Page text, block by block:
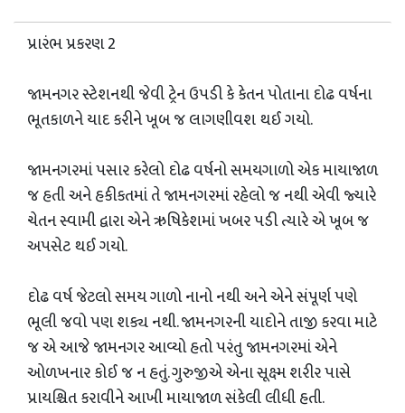
પ્રારંભ પ્રકરણ 2
જામનગર સ્ટેશનથી જેવી ટ્રેન ઉપડી કે કેતન પોતાના દોઢ વર્ષના
ભૂતકાળને યાદ કરીને ખૂબ જ લાગણીવશ થઈ ગયો.
જામનગરમાં પસાર કરેલો દોઢ વર્ષનો સમયગાળો એક માયાજાળ
જ હતી અને હકીકતમાં તે જામનગરમાં રહેલો જ નથી એવી જ્યારે
ચેતન સ્વામી દ્વારા એને ઋષિકેશમાં ખબર પડી ત્યારે એ ખૂબ જ
અપસેટ થઈ ગયો.
દોઢ વર્ષ જેટલો સમય ગાળો નાનો નથી અને એને સંપૂર્ણ પણે
ભૂલી જવો પણ શક્ય નથી. જામનગરની યાદોને તાજી કરવા માટે
જ એ આજે જામનગર આવ્યો હતો પરંતુ જામનગરમાં એને
ઓળખનાર કોઈ જ ન હતું. ગુરુજીએ એના સૂક્ષ્મ શરીર પાસે
પ્રાયશ્ચિત કરાવીને આખી માયાજાળ સંકેલી લીધી હતી.